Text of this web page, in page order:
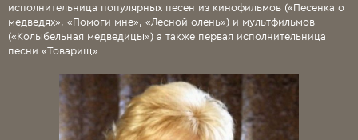
исполнительница популярных песен из кинофильмов («Песенка о
медведях», «Помоги мне», «Лесной олень») и мультфильмов
(«Колыбельная медведицы») а также первая исполнительница
песни «Товарищ».